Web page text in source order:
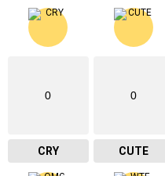
0
CRY
0
CUTE